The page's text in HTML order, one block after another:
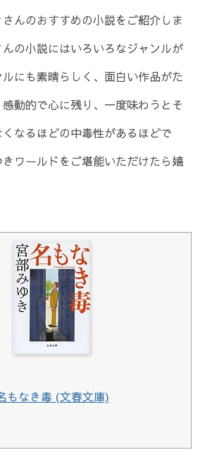
んのおすすめの小説をご紹介しま
の小説にはいろいろなジャンルが
にも素晴らしく、面白い作品がた
動的で心に残り、一度味わうとそ
なるほどの中毒性があるほどで
ワールドをご堪能いただけたら嬉
もなき毒 (文春文庫)